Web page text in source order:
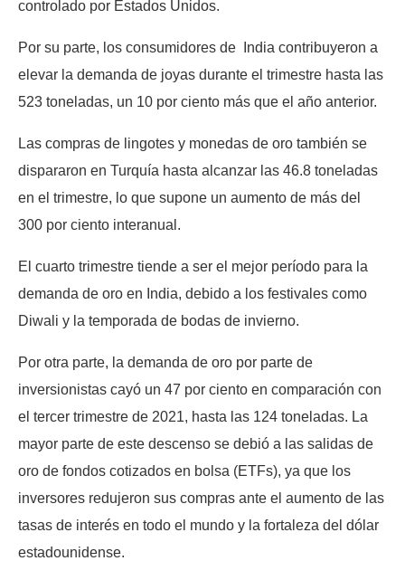
controlado por Estados Unidos.
Por su parte, los consumidores de India contribuyeron a
elevar la demanda de joyas durante el trimestre hasta las
523 toneladas, un 10 por ciento más que el año anterior.
Las compras de lingotes y monedas de oro también se
dispararon en Turquía hasta alcanzar las 46.8 toneladas
en el trimestre, lo que supone un aumento de más del
300 por ciento interanual.
El cuarto trimestre tiende a ser el mejor período para la
demanda de oro en India, debido a los festivales como
Diwali y la temporada de bodas de invierno.
Por otra parte, la demanda de oro por parte de
inversionistas cayó un 47 por ciento en comparación con
el tercer trimestre de 2021, hasta las 124 toneladas. La
mayor parte de este descenso se debió a las salidas de
oro de fondos cotizados en bolsa (ETFs), ya que los
inversores redujeron sus compras ante el aumento de las
tasas de interés en todo el mundo y la fortaleza del dólar
estadounidense.